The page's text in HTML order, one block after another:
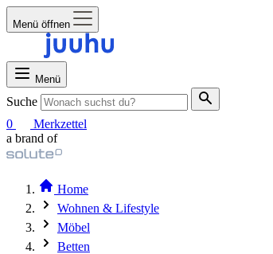
Menü öffnen
Menü
Suche
0
Merkzettel
a brand of
Home
Wohnen & Lifestyle
Möbel
Betten